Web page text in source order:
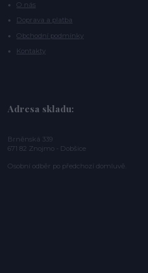
O nás
Doprava a platba
Obchodní podmínky
Kontakty
Adresa skladu:
Brněnská 339
671 82 Znojmo - Dobšice
Osobní odběr po předchozí domluvě.